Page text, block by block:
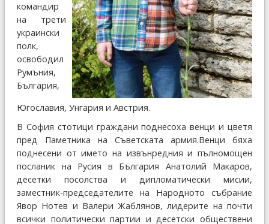
командир
на трети
украински
полк,
освободил
Румъния,
България,
Югославия, Унгария и Австрия.
В София стотици граждани поднесоха венци и цветя
пред Паметника на Съветската армия.Венци бяха
поднесени от името на извънредния и пълномощен
посланик на Русия в България Анатолий Макаров,
десетки посолства и дипломатически мисии,
заместник-председателите на Народното събрание
Явор Нотев и Валери Жаблянов, лидерите на почти
всички политически партии и десетски обществени